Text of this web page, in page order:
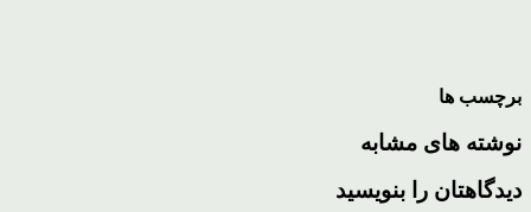
برچسب ها
نوشته های مشابه
دیدگاهتان را بنویسید